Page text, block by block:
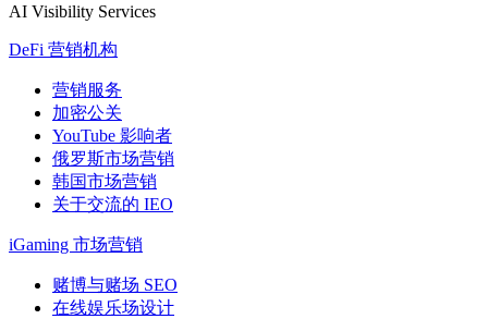
AI Visibility Services
DeFi 营销机构
营销服务
加密公关
YouTube 影响者
俄罗斯市场营销
韩国市场营销
关于交流的 IEO
iGaming 市场营销
赌博与赌场 SEO
在线娱乐场设计